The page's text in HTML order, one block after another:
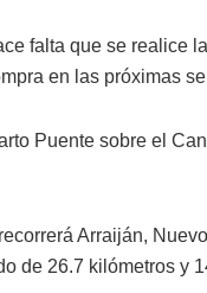
falta que se realice
en las próximas
Puente sobre el
Arraiján,
de 26.7 kilómetros y